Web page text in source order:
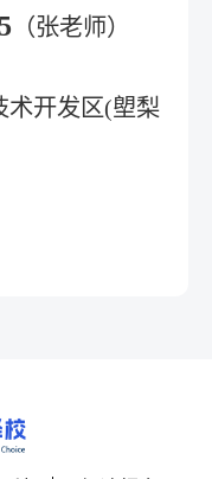
（张老师）
术开发区(塱梨